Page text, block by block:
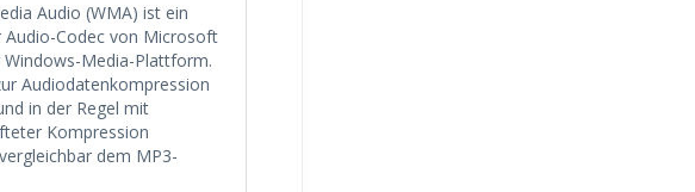
Audio (WMA) ist ein
Codec von Microsoft
Windows-Media-Plattform.
Audiodatenkompression
in der Regel mit
Kompression
dem MP3-